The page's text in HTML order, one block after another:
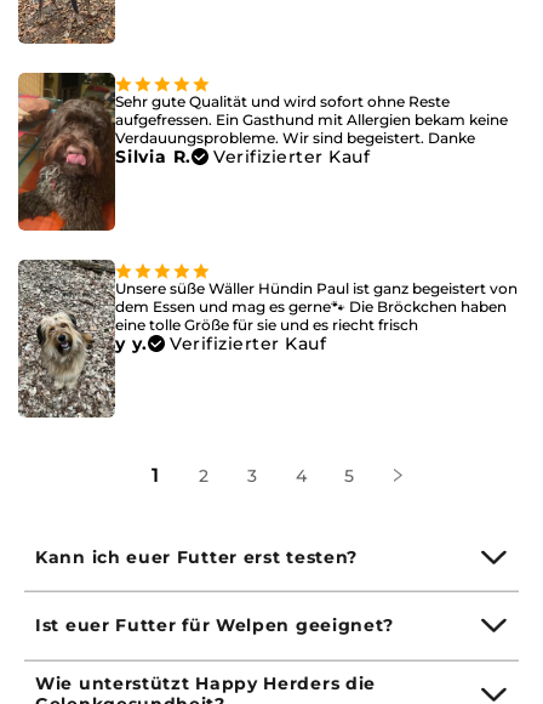
Sehr gute Qualität und wird sofort ohne Reste
aufgefressen. Ein Gasthund mit Allergien bekam keine
Verdauungsprobleme. Wir sind begeistert. Danke
Silvia R. Verifizierter Kauf
Unsere süße Wäller Hündin Paul ist ganz begeistert von
dem Essen und mag es gerne🐾 Die Bröckchen haben
eine tolle Größe für sie und es riecht frisch
y y. Verifizierter Kauf
1 2 3 4 5
Kann ich euer Futter erst testen?
Ist euer Futter für Welpen geeignet?
Wie unterstützt Happy Herders die